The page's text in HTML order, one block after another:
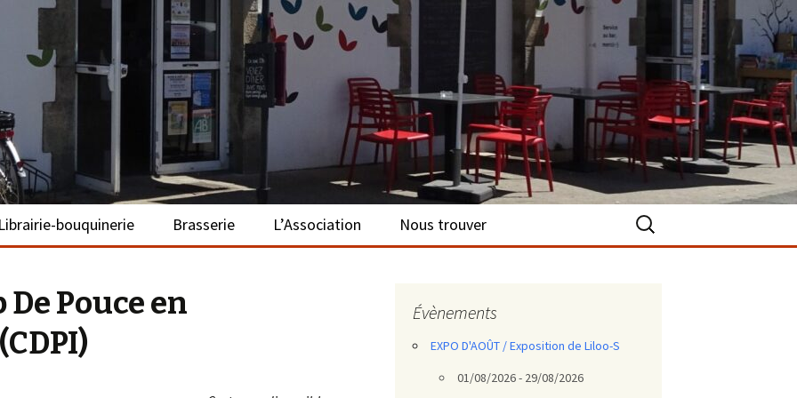
La Turballe
Librairie-bouquinerie
Brasserie
L’Association
Nous trouver Rechercher :
De Pouce en
Évènements
EXPO D'AOÛT / Exposition de Liloo-S
01/08/2026 - 29/08/2026